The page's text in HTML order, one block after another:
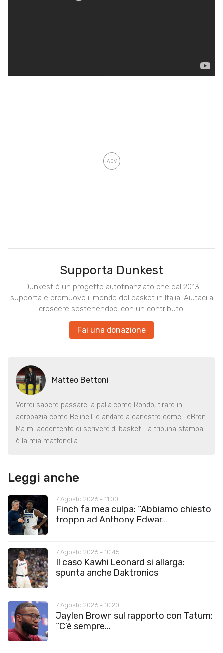
Supporta Dunkest
Dunkest è un progetto autofinanziato che dal 2013
supporta e promuove il mondo del basket in Italia. Aiutaci a
crescere sostenendoci con un contributo.
Fai una donazione
Matteo Bettoni
Vorrei sapere passare la palla come Rondo, tirare in
acrobazia come Belinelli e andare a canestro come LeBron.
Ma mi accontento di scrivere di basket. La tribuna stampa
è la mia mattonella.
Leggi anche
7 Agosto 2026 - 11:00
Finch fa mea culpa: “Abbiamo chiesto
troppo ad Anthony Edwar...
7 Agosto 2026 - 10:45
Il caso Kawhi Leonard si allarga:
spunta anche Daktronics
7 Agosto 2026 - 10:20
Jaylen Brown sul rapporto con Tatum:
“C’è sempre...